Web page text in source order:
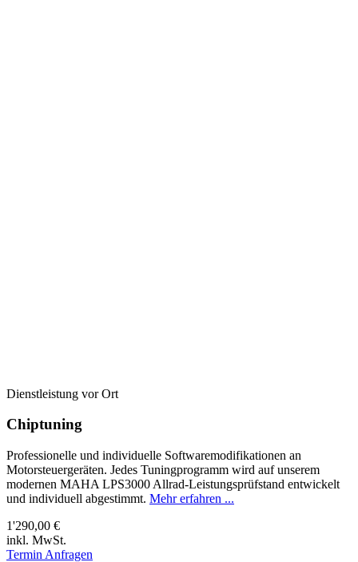
Dienstleistung vor Ort
Chiptuning
Professionelle und individuelle Softwaremodifikationen an
Motorsteuergeräten. Jedes Tuningprogramm wird auf unserem
modernen MAHA LPS3000 Allrad-Leistungsprüfstand entwickelt
und individuell abgestimmt. Mehr erfahren ...
1'290,00 €
inkl. MwSt.
Termin Anfragen